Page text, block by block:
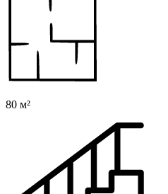
80 м²